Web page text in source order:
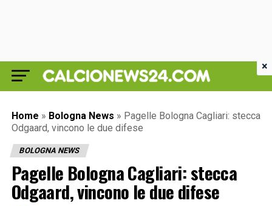
Home » Bologna News » Pagelle Bologna Cagliari: stecca
Odgaard, vincono le due difese
BOLOGNA NEWS
Pagelle Bologna Cagliari: stecca
Odgaard, vincono le due difese
×